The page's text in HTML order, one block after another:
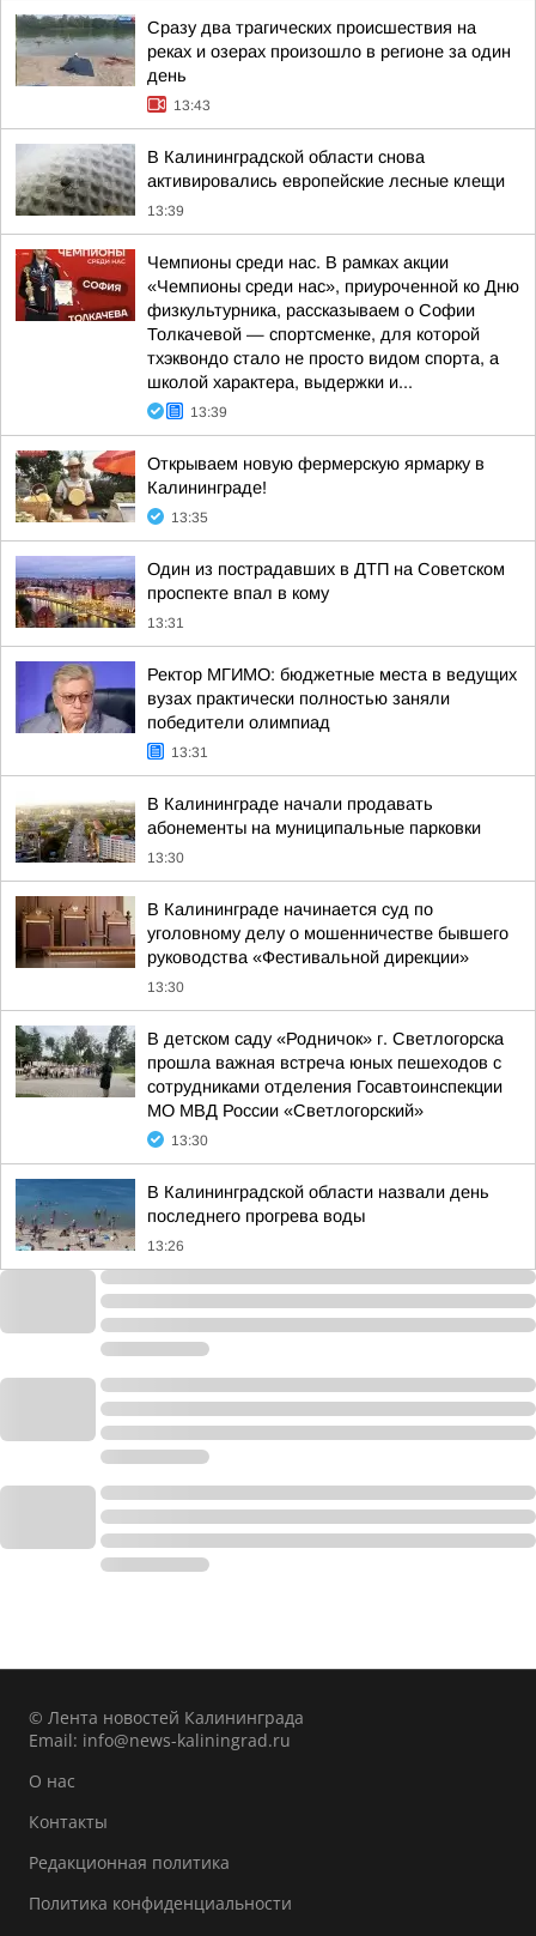
Сразу два трагических происшествия на
реках и озерах произошло в регионе за один
день
13:43
В Калининградской области снова
активировались европейские лесные клещи
13:39
Чемпионы среди нас. В рамках акции
«Чемпионы среди нас», приуроченной ко Дню
физкультурника, рассказываем о Софии
Толкачевой — спортсменке, для которой
тхэквондо стало не просто видом спорта, а
школой характера, выдержки и...
13:39
Открываем новую фермерскую ярмарку в
Калининграде!
13:35
Один из пострадавших в ДТП на Советском
проспекте впал в кому
13:31
Ректор МГИМО: бюджетные места в ведущих
вузах практически полностью заняли
победители олимпиад
13:31
В Калининграде начали продавать
абонементы на муниципальные парковки
13:30
В Калининграде начинается суд по
уголовному делу о мошенничестве бывшего
руководства «Фестивальной дирекции»
13:30
В детском саду «Родничок» г. Светлогорска
прошла важная встреча юных пешеходов с
сотрудниками отделения Госавтоинспекции
МО МВД России «Светлогорский»
13:30
В Калининградской области назвали день
последнего прогрева воды
13:26
© Лента новостей Калининграда
Email: info@news-kaliningrad.ru
О нас
Контакты
Редакционная политика
Политика конфиденциальности